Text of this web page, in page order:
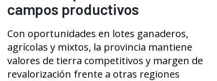
campos productivos
Con oportunidades en lotes ganaderos,
agrícolas y mixtos, la provincia mantiene
valores de tierra competitivos y margen de
revalorización frente a otras regiones